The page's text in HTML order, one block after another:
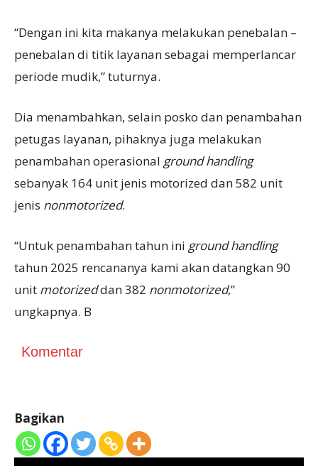
“Dengan ini kita makanya melakukan penebalan –
penebalan di titik layanan sebagai memperlancar
periode mudik,” tuturnya.
Dia menambahkan, selain posko dan penambahan
petugas layanan, pihaknya juga melakukan
penambahan operasional ground handling
sebanyak 164 unit jenis motorized dan 582 unit
jenis nonmotorized.
“Untuk penambahan tahun ini ground handling
tahun 2025 rencananya kami akan datangkan 90
unit motorizeddan 382 nonmotorized,”
ungkapnya. B
Komentar
Bagikan